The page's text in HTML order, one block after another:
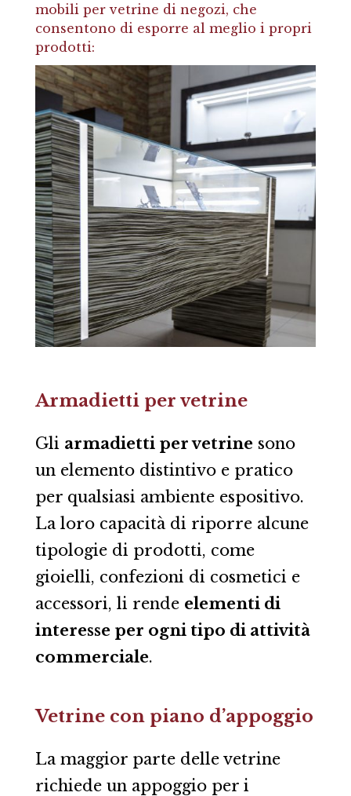
mobili per vetrine di negozi, che
consentono di esporre al meglio i propri
prodotti:
Armadietti per vetrine
Gli armadietti per vetrinesono
un elemento distintivo e pratico
per qualsiasi ambiente espositivo.
La loro capacità di riporre alcune
tipologie di prodotti, come
gioielli, confezioni di cosmetici e
accessori, li rende elementi di
interesse per ogni tipo di attività
commerciale.
Vetrine con piano d’appoggio
La maggior parte delle vetrine
richiede un appoggio per i